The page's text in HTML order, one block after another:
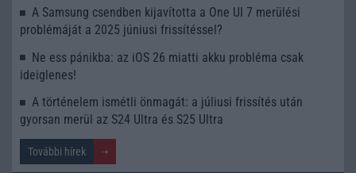
A Samsung csendben kijavította a One UI 7 merülési
problémáját a 2025 júniusi frissítéssel?
Ne ess pánikba: az iOS 26 miatti akku probléma csak
ideiglenes!
A történelem ismétli önmagát: a júliusi frissítés után
gyorsan merül az S24 Ultra és S25 Ultra
További hírek